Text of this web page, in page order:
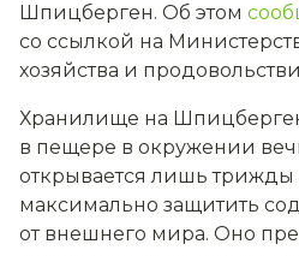
Шпицберген. Об этом
со ссылкой на
хозяйства и
Хранилище на
в пещере в окружении
открывается лишь трижды
максимально защитить
от внешнего мира. Оно